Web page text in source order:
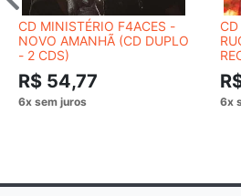
CD MINISTÉRIO F4ACES -
NOVO AMANHÃ (CD DUPLO
- 2 CDS)
R$ 54,77